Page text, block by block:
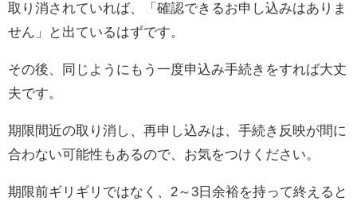
取り消されていれば、「確認できるお申し込みはありま
せん」と出ているはずです。
その後、同じようにもう一度申込み手続きをすれば大丈
夫です。
期限間近の取り消し、再申し込みは、手続き反映が間に
合わない可能性もあるので、お気をつけください。
期限前ギリギリではなく、2～3日余裕を持って終えると